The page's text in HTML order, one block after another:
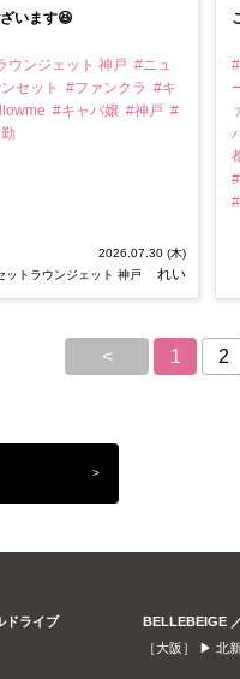
います😆
ウンジェット 神戸 #ニュ
セット #ファンクラ #キ
#キャバ嬢 #神戸 #
2026.07.30 (木)
ットラウンジェット 神戸
れい
< 1 2
>
ドライブ
BELLEBEIGE
［大阪］ ▶ 北